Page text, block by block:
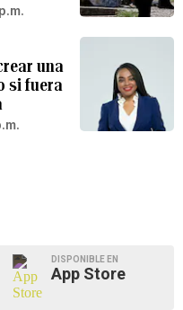
una
si fuera
DISPONIBLE EN
App Store